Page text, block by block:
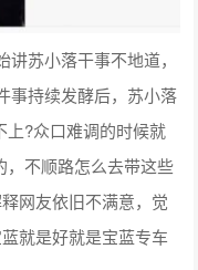
苏小落干事不地道，
事持续发酵后，苏小落
上?众口难调的时候就
，不顺路怎么去带这些
网友依旧不满意，觉
就是好就是宝蓝专车